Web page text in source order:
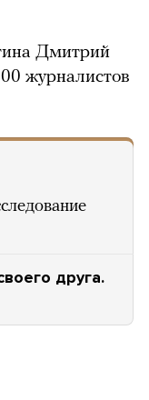
Дмитрий
журналистов
друга.